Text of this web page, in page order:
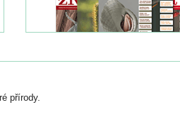
přírody.